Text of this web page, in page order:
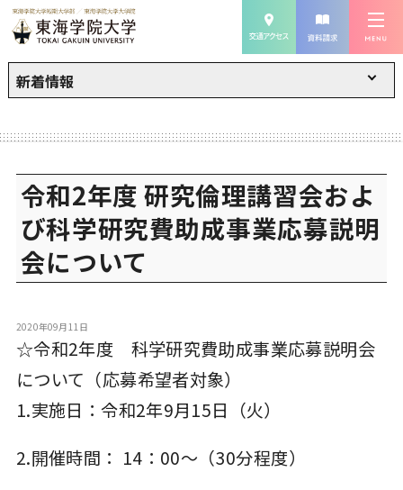
新着情報
令和2年度 研究倫理講習会およ
び科学研究費助成事業応募説明
会について
2020年09月11日
☆令和2年度 科学研究費助成事業応募説明会
について（応募希望者対象）
1.実施日：令和2年9月15日（火）
2.開催時間： 14：00～（30分程度）